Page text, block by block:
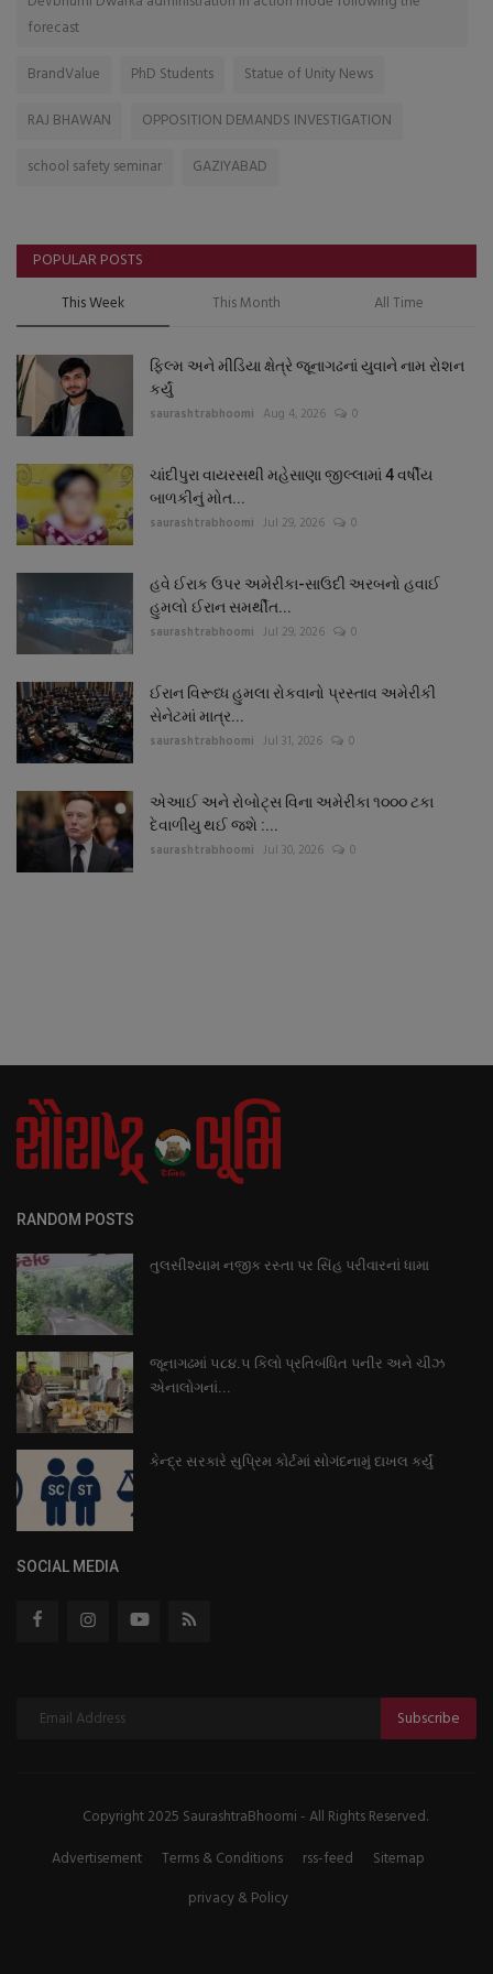
forecast
BrandValue
PhD Students
Statue of Unity News
RAJ BHAWAN
OPPOSITION DEMANDS INVESTIGATION
school safety seminar
GAZIYABAD
POPULAR POSTS
This Week This Month All Time
ફિલ્મ અને મીડિયા ક્ષેત્રે જૂનાગઢનાં યુવાને નામ રોશન
કર્યું
saurashtrabhoomi Aug 4, 2026 0
ચાંદીપુરા વાયરસથી મહેસાણા જીલ્લામાં 4 વર્ષીય
બાળકીનું મોત...
saurashtrabhoomi Jul 29, 2026 0
હવે ઈરાક ઉપર અમેરીકા-સાઉદી અરબનો હવાઈ
હુમલો ઈરાન સમર્થીત...
saurashtrabhoomi Jul 29, 2026 0
ઈરાન વિરૂધ્ધ હુમલા રોકવાનો પ્રસ્તાવ અમેરીકી
સેનેટમાં માત્ર...
saurashtrabhoomi Jul 31, 2026 0
એઆઈ અને રોબોટ્સ વિના અમેરીકા ૧૦૦૦ ટકા
દેવાળીયુ થઈ જશે :...
saurashtrabhoomi Jul 30, 2026 0
RANDOM POSTS
તુલસીશ્યામ નજીક રસ્તા પર સિંહ પરીવારનાં ધામા
જૂનાગઢમાં ૫૮૪.૫ કિલો પ્રતિબંધિત પનીર અને ચીઝ
એનાલોગનાં...
કેન્દ્ર સરકારે સુપ્રિમ કોર્ટમાં સોગંદનામું દાખલ કર્યું
SOCIAL MEDIA
Subscribe
Copyright 2025 SaurashtraBhoomi - All Rights Reserved.
Advertisement
Terms & Conditions rss-feed
Sitemap
privacy & Policy